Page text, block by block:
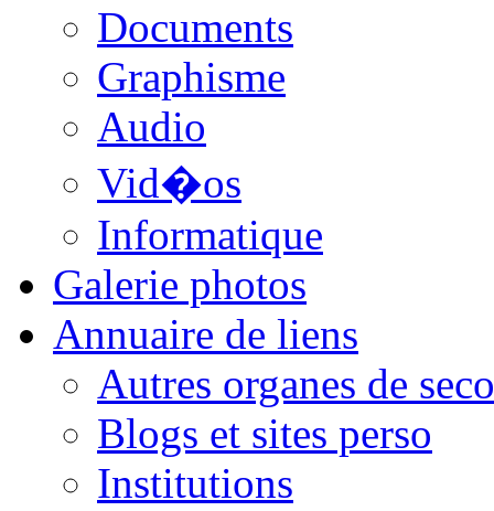
Documents
Graphisme
Audio
Vid�os
Informatique
Galerie photos
Annuaire de liens
Autres organes de
Blogs et sites perso
Institutions